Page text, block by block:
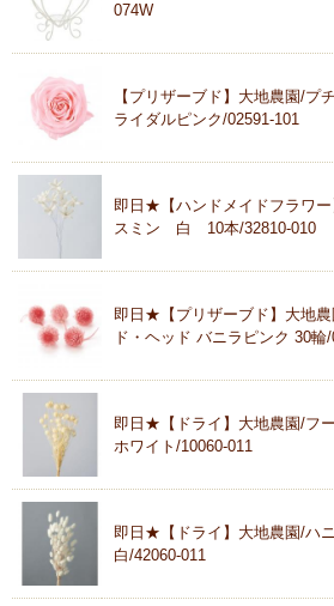
074W
【プリザーブド】大地農園/
ライダルピンク/02591-101
即日★【ハンドメイドフラワ
スミン 白 10本/32810-010
即日★【プリザーブド】大地
ド・ヘッド バニラピンク 30輪
即日★【ドライ】大地農園/フ
ホワイト/10060-011
即日★【ドライ】大地農園/ハ
白/42060-011